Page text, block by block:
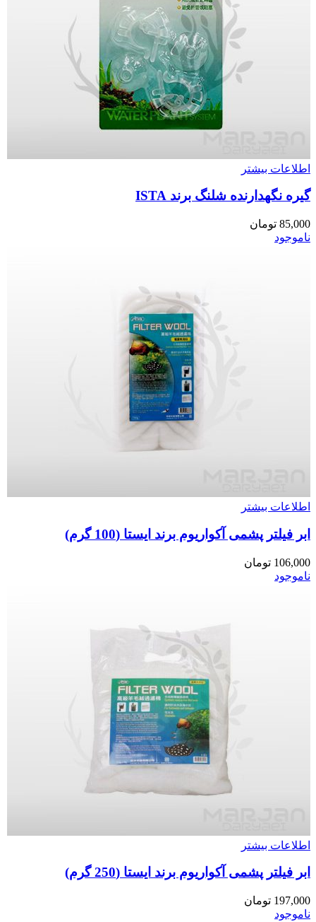
اطلاعات بیشتر
گیره نگهدارنده شلنگ برند ISTA
85,000 تومان
ناموجود
اطلاعات بیشتر
ابر فیلتر پشمی آکواریوم برند ایستا (100 گرم)
106,000 تومان
ناموجود
اطلاعات بیشتر
ابر فیلتر پشمی آکواریوم برند ایستا (250 گرم)
197,000 تومان
ناموجود